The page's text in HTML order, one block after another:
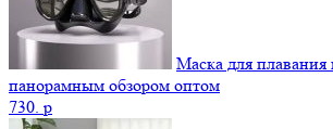
Маска для плавания
панорамным обзором оптом
730. p